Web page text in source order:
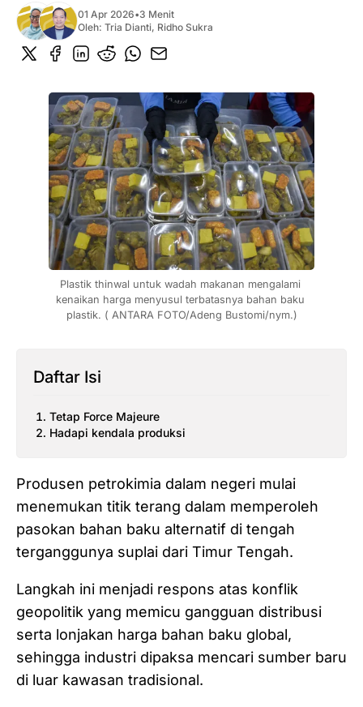
01 Apr 2026•3 Menit
Oleh: Tria Dianti, Ridho Sukra
Plastik thinwal untuk wadah makanan mengalami
kenaikan harga menyusul terbatasnya bahan baku
plastik. ( ANTARA FOTO/Adeng Bustomi/nym.)
Daftar Isi
Tetap Force Majeure
Hadapi kendala produksi
Produsen petrokimia dalam negeri mulai
menemukan titik terang dalam memperoleh
pasokan bahan baku alternatif di tengah
terganggunya suplai dari Timur Tengah.
Langkah ini menjadi respons atas konflik
geopolitik yang memicu gangguan distribusi
serta lonjakan harga bahan baku global,
sehingga industri dipaksa mencari sumber baru
di luar kawasan tradisional.